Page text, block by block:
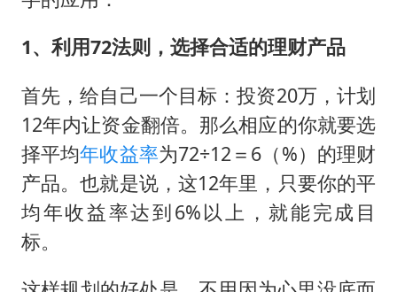
1、利用72法则，选择合适的理财产品
首先，给自己一个目标：投资20万，计划
12年内让资金翻倍。那么相应的你就要选
择平均年收益率为72÷12＝6（%）的理财
产品。也就是说，这12年里，只要你的平
均年收益率达到6%以上，就能完成目
标。